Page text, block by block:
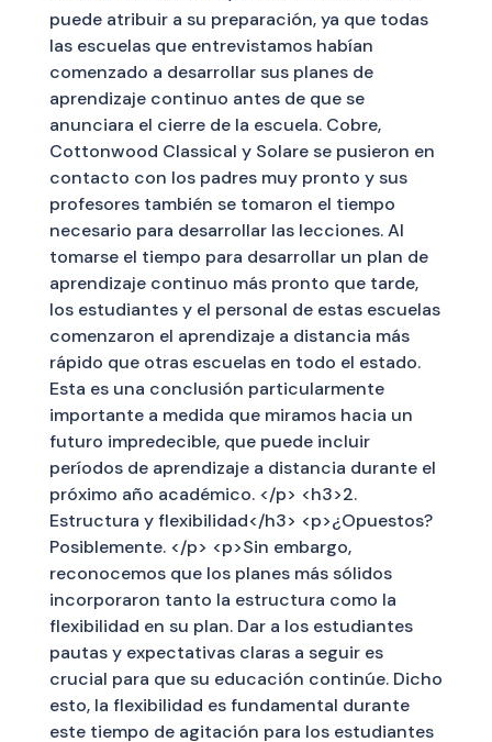
puede atribuir a su preparación, ya que todas
las escuelas que entrevistamos habían
comenzado a desarrollar sus planes de
aprendizaje continuo antes de que se
anunciara el cierre de la escuela. Cobre,
Cottonwood Classical y Solare se pusieron en
contacto con los padres muy pronto y sus
profesores también se tomaron el tiempo
necesario para desarrollar las lecciones. Al
tomarse el tiempo para desarrollar un plan de
aprendizaje continuo más pronto que tarde,
los estudiantes y el personal de estas escuelas
comenzaron el aprendizaje a distancia más
rápido que otras escuelas en todo el estado.
Esta es una conclusión particularmente
importante a medida que miramos hacia un
futuro impredecible, que puede incluir
períodos de aprendizaje a distancia durante el
próximo año académico. </p> <h3>2.
Estructura y flexibilidad</h3> <p>¿Opuestos?
Posiblemente. </p> <p>Sin embargo,
reconocemos que los planes más sólidos
incorporaron tanto la estructura como la
flexibilidad en su plan. Dar a los estudiantes
pautas y expectativas claras a seguir es
crucial para que su educación continúe. Dicho
esto, la flexibilidad es fundamental durante
este tiempo de agitación para los estudiantes